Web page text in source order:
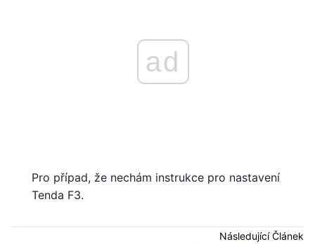
ad
Pro případ, že nechám instrukce pro nastavení
Tenda F3.
Následující Článek